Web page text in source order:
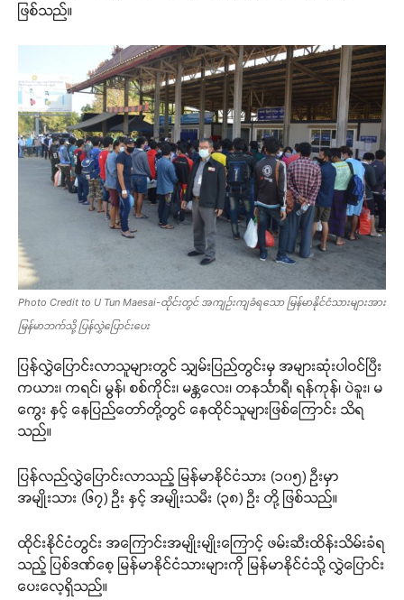
ဖြစ်သည်။
Photo Credit to U Tun Maesai-ထိုင်းတွင် အကျဉ်းကျခံရသော မြန်မာနိုင်ငံသားများအား
မြန်မာဘက်သို့ ပြန်လွှဲပြောင်းပေး
ပြန်လွှဲပြောင်းလာသူများတွင် သျှမ်းပြည်တွင်းမှ အများဆုံးပါဝင်ပြီး
ကယား၊ ကရင်၊ မွန်၊ စစ်ကိုင်း၊ မန္တလေး၊ တနင်္သာရီ၊ ရန်ကုန်၊ ပဲခူး၊ မ
ကွေး နှင့် နေပြည်တော်တို့တွင် နေထိုင်သူများဖြစ်ကြောင်း သိရ
သည်။
ပြန်လည်လွှဲပြောင်းလာသည့် မြန်မာနိုင်ငံသား (၁၀၅) ဦးမှာ
အမျိုးသား (၆၇) ဦး နှင့် အမျိုးသမီး (၃၈) ဦး တို့ ဖြစ်သည်။
ထိုင်းနိုင်ငံတွင်း အကြောင်းအမျိုးမျိုးကြောင့် ဖမ်းဆီးထိန်းသိမ်းခံရ
သည့် ပြစ်ဒဏ်စေ့ မြန်မာနိုင်ငံသားများကို မြန်မာနိုင်ငံသို့ လွှဲပြောင်း
ပေးလေ့ရှိသည်။